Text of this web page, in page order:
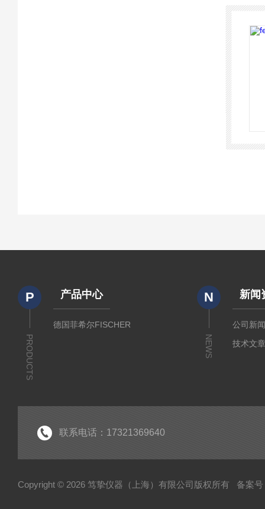
P
PRODUCTS
产品中心
德国菲希尔FISCHER
N
NEWS
新闻
公司新
技术文
联系电话：17321369640
Copyright © 2026 笃挚仪器（上海）有限公司版权所有 备案号